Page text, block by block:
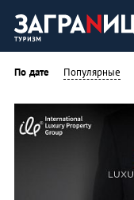
По дате Популярные